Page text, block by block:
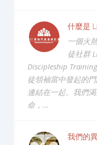
什麼是
一個火
徒社群
Discipleship
徒領袖當中發起的
連結在一起。我們
命，...
我們的